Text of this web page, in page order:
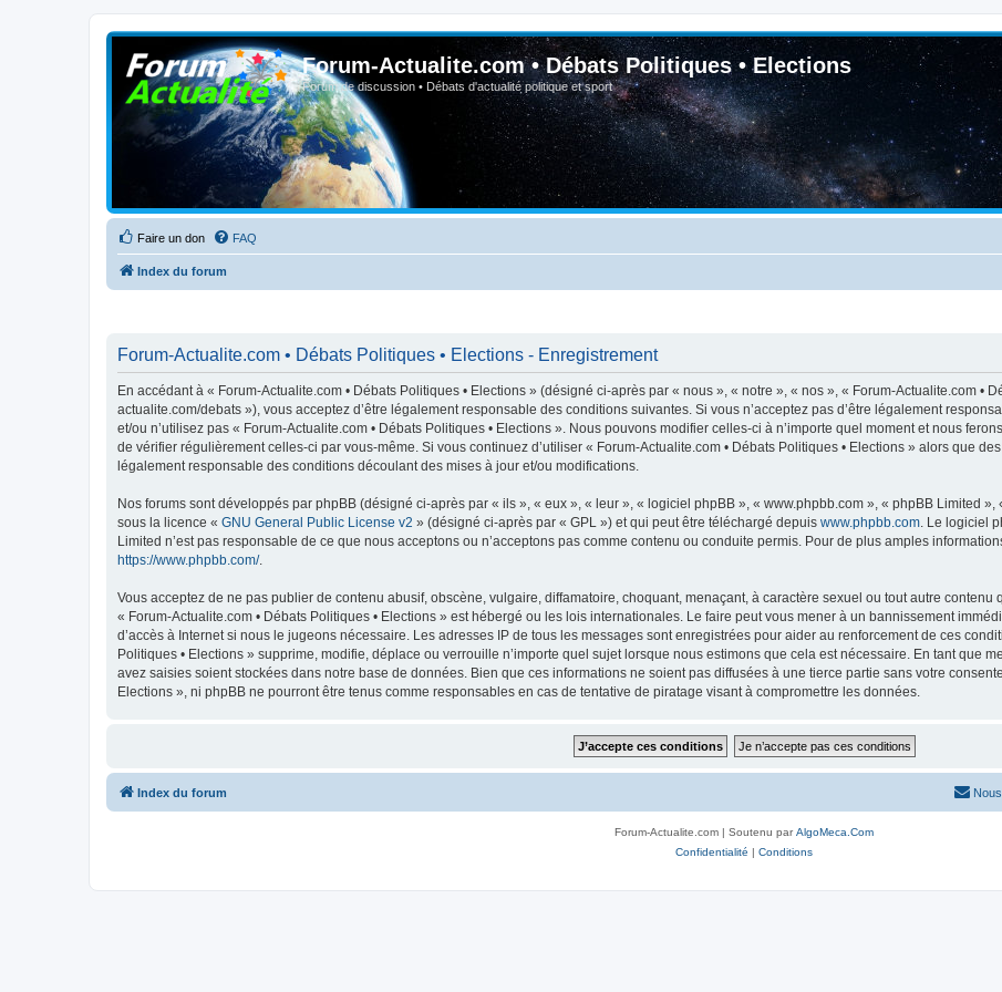
Forum-Actualite.com • Débats Politiques • Elections
Forum de discussion • Débats d'actualité politique et sport
Faire un don FAQ
Index du forum
Forum-Actualite.com • Débats Politiques • Elections - Enregistrement
En accédant à « Forum-Actualite.com • Débats Politiques • Elections » (désigné ci-après par « nous », « notre », « nos », « Forum-Actualite.com •
actualite.com/debats »), vous acceptez d’être légalement responsable des conditions suivantes. Si vous n’acceptez pas d’être légalement
et/ou n’utilisez pas « Forum-Actualite.com • Débats Politiques • Elections ». Nous pouvons modifier celles-ci à n’importe quel moment et nous
de vérifier régulièrement celles-ci par vous-même. Si vous continuez d’utiliser « Forum-Actualite.com • Débats Politiques • Elections » alors que
légalement responsable des conditions découlant des mises à jour et/ou modifications.
Nos forums sont développés par phpBB (désigné ci-après par « ils », « eux », « leur », « logiciel phpBB », « www.phpbb.com », « phpBB Limited
sous la licence « GNU General Public License v2 » (désigné ci-après par « GPL ») et qui peut être téléchargé depuis www.phpbb.com . Le logiciel
Limited n’est pas responsable de ce que nous acceptons ou n’acceptons pas comme contenu ou conduite permis. Pour de plus amples
https://www.phpbb.com/.
Vous acceptez de ne pas publier de contenu abusif, obscène, vulgaire, diffamatoire, choquant, menaçant, à caractère sexuel ou tout autre
« Forum-Actualite.com • Débats Politiques • Elections » est hébergé ou les lois internationales. Le faire peut vous mener à un bannissement
d’accès à Internet si nous le jugeons nécessaire. Les adresses IP de tous les messages sont enregistrées pour aider au renforcement de ces
Politiques • Elections » supprime, modifie, déplace ou verrouille n’importe quel sujet lorsque nous estimons que cela est nécessaire. En tant que
avez saisies soient stockées dans notre base de données. Bien que ces informations ne soient pas diffusées à une tierce partie sans votre
Elections », ni phpBB ne pourront être tenus comme responsables en cas de tentative de piratage visant à compromettre les données.
Index du forum
Forum-Actualite.com | Soutenu parAlgoMeca.Com
Confidentialité | Conditions